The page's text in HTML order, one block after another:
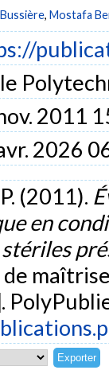
, Mostafa
2011
2026
(2011).
en